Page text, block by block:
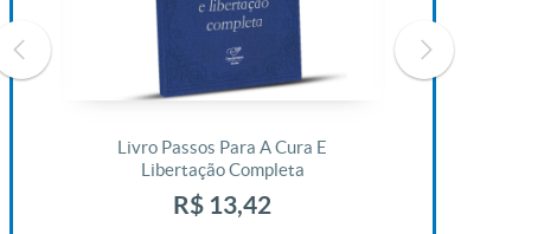
Livro Passos Para A Cura E
Libertação Completa
R$ 13,42